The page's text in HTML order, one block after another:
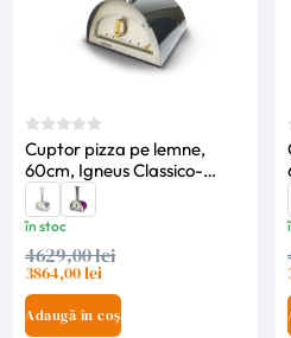
Cuptor pizza pe lemne,
60cm, Igneus Classico-
Grafit
în stoc
4629,00 lei
3864,00 lei
Adaugă în coș